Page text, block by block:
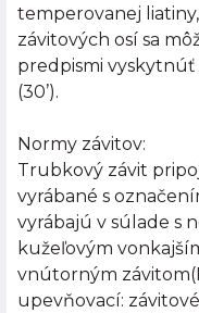
temperovanej
závitových osí sa
predpismi
(30’).
Normy závitov:
Trubkový závit
vyrábané s
vyrábajú v súlade s
kužeľovým
vnútorným
upevňovací: